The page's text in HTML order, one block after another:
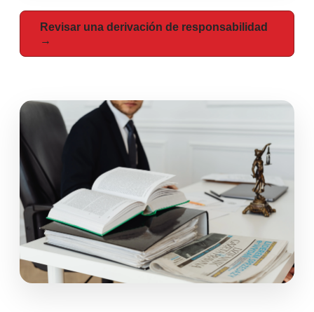
Revisar una derivación de responsabilidad
→